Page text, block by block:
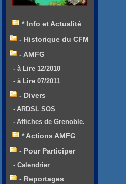
* Info et Actualité
- Historique du CFM
- AMFG
- à Lire 12/2010
- à Lire 07/2011
- Divers
- ARDSL SOS
- Affiches de Grenoble.
* Actions AMFG
- Pour Participer
- Calendrier
- Reportages